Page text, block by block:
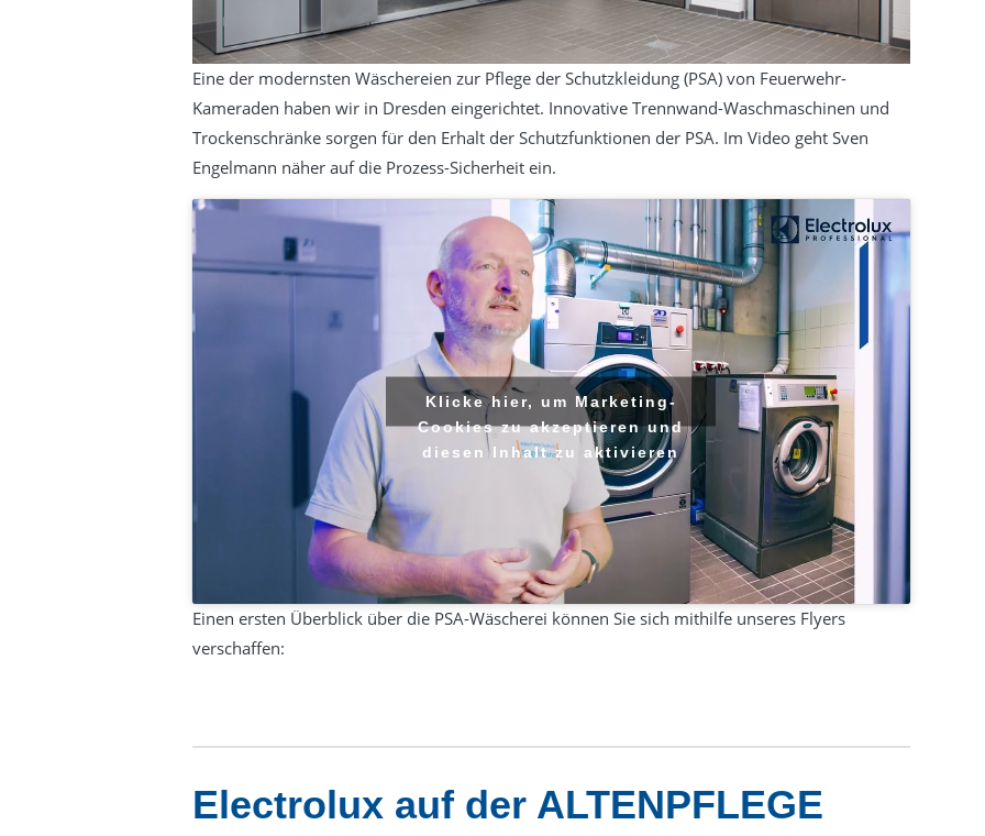
Eine der modernsten Wäschereien zur Pflege der Schutzkleidung (PSA) von Feuerwehr-
Kameraden haben wir in Dresden eingerichtet. Innovative Trennwand-Waschmaschinen und
Trockenschränke sorgen für den Erhalt der Schutzfunktionen der PSA. Im Video geht Sven
Engelmann näher auf die Prozess-Sicherheit ein.
Klicke hier, um Marketing-
Cookies zu akzeptieren und
diesen Inhalt zu aktivieren
Einen ersten Überblick über die PSA-Wäscherei können Sie sich mithilfe unseres Flyers
verschaffen:
Electrolux auf der ALTENPFLEGE